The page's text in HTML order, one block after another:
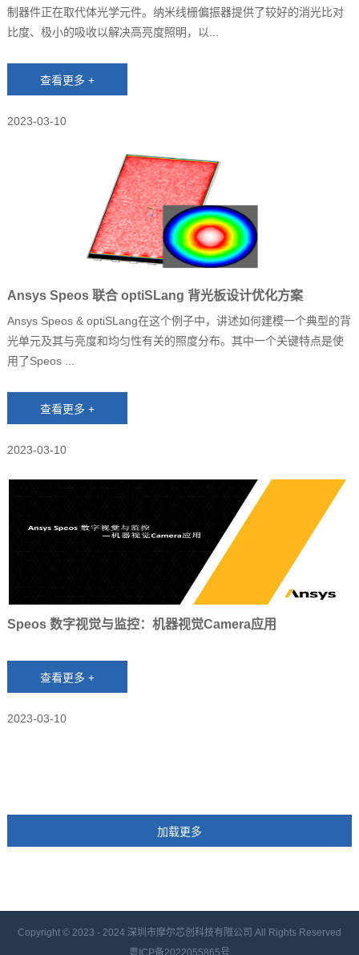
制器件正在取代体光学元件。纳米线栅偏振器提供了较好的消光比对
比度、极小的吸收以解决高亮度照明，以...
2023-03-10
Ansys Speos 联合 optiSLang 背光板设计优化方案
Ansys Speos & optiSLang在这个例子中，讲述如何建模一个典型的背
光单元及其与亮度和均匀性有关的照度分布。其中一个关键特点是使
用了Speos ...
2023-03-10
Speos 数字视觉与监控：机器视觉Camera应用
2023-03-10
Copyright © 2023 - 2024 深圳市摩尔芯创科技有限公司 All Rights Reserved
粤ICP备2022055865号